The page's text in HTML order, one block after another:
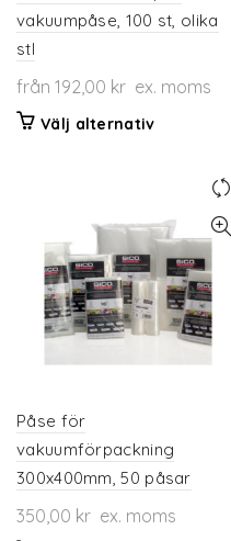
vakuumpåse, 100 st, olika
stl
från 192,00 kr ex. moms
Välj alternativDen
flera
varianter.
De
olika
alternativen
kan
väljas
Påse för
vakuumförpackning
300x400mm, 50 påsar
350,00 kr ex. moms